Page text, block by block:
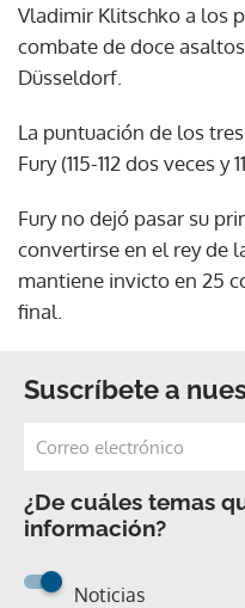
Vladimir Klitschko a los
combate de doce
Düsseldorf.
La puntuación de los
Fury (115-112 dos veces y
Fury no dejó pasar su
convertirse en el rey de
mantiene invicto en 25
final.
Suscríbete a
¿De cuáles temas
información?
Noticias